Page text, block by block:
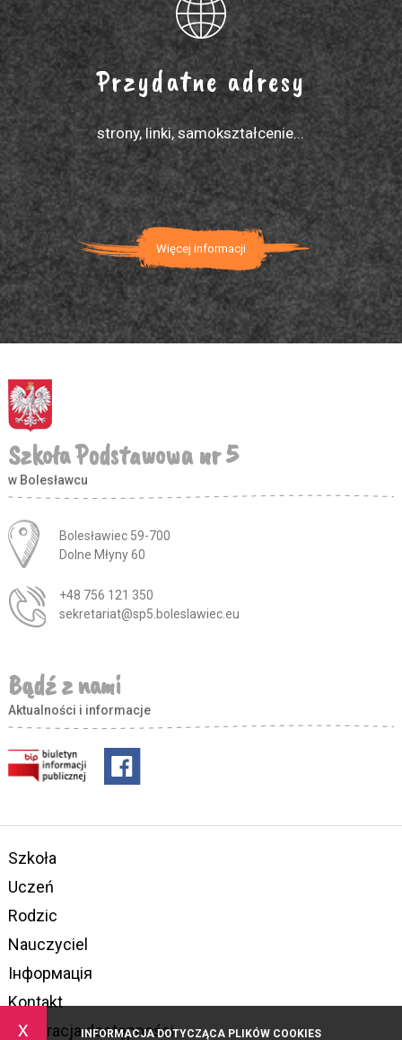
x INFORMACJA DOTYCZĄCA PLIKÓW COOKIES
Przydatne adresy
strony, linki, samokształcenie...
Więcej informacji
Szkoła Podstawowa nr 5
w Bolesławcu
Adres pocztowy:
Bolesławiec 59-700
Dolne Młyny 60
+48 756 121 350
sekretariat@sp5.boleslawiec.eu
Bądź z nami
Aktualności i informacje
Szkoła
Uczeń
Rodzic
Nauczyciel
Інформація
Kontakt
Deklaracja dostępności